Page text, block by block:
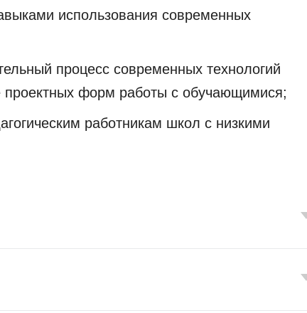
использования современных
процесс современных технологий
проектных форм работы с обучающимися;
работникам школ с низкими